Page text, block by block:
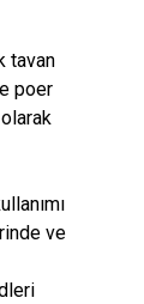
tavan
poer
ve